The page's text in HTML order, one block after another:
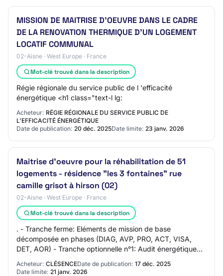
MISSION DE MAITRISE D'OEUVRE DANS LE CADRE
DE LA RENOVATION THERMIQUE D'UN LOGEMENT
LOCATIF COMMUNAL
02-Aisne · West Europe · France
Mot-clé trouvé dans la description
Régie régionale du service public de l 'efficacité
énergétique <h1 class="text-l lg:
Acheteur: RÉGIE RÉGIONALE DU SERVICE PUBLIC DE
L'EFFICACITÉ ÉNERGÉTIQUE
Date de publication: 20 déc. 2025Date limite: 23 janv. 2026
Maitrise d'oeuvre pour la réhabilitation de 51
logements - résidence "les 3 fontaines" rue
camille grisot à hirson (02)
02-Aisne · West Europe · France
Mot-clé trouvé dans la description
. - Tranche ferme: Eléments de mission de base
décomposée en phases (DIAG, AVP, PRO, ACT, VISA,
DET, AOR) - Tranche optionnelle n°1: Audit énergétique
réglementaire méthode 3CL-DPE 2021 (mission comp…
Acheteur: CLÉSENCEDate de publication: 17 déc. 2025
Date limite: 21 janv. 2026